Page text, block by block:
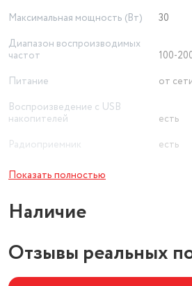
Максимальная мощность (Вт)
30
Диапазон воспроизводимых
частот
100-
Питание
от
Воспроизведение с USB
накопителей
есть
Радиоприемник
есть
Bluetooth
Тип проигрывателя
Показать полностью
Наличие
Отзывы реальных